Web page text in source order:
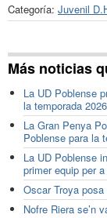
Categoría: Juvenil
Más noticias
La UD Poblense
la temporada
La Gran Penya
Poblense para la
La UD Poblense
primer equip per
Oscar Troya
Nofre Riera se’n